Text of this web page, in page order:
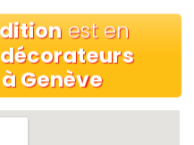
est en
décorateurs
Genève